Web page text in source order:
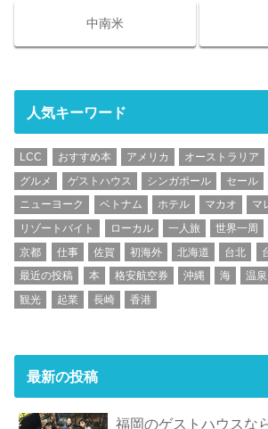
中南米
人気キーワード
LCC おすすめ本 アメリカ オーストラリア
グルメ
ゲストハウス シンガポール セール
ニューヨーク
ベトナム ホテル マカオ マ
リゾートバイト
ローカル 一人旅 世界一周
京都
仕事 佐賀 初海外 北海道 台北
最近の投稿
本 格安航空券 沖縄 海 温泉
観光
起業 長崎 香港
最新の投稿
福岡のゲストハウスな